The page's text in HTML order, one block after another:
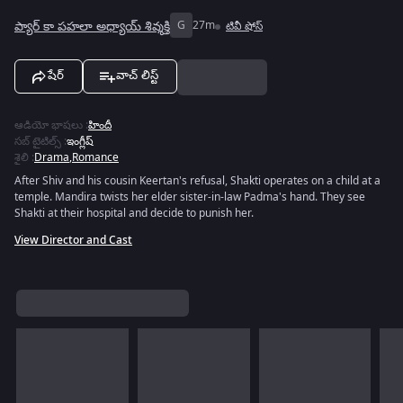
ప్యార్ కా పహలా అధ్యాయ్ శివ్శక్తి G 27m టివీ షోస్
షేర్ వాచ్ లిస్ట్
ఆడియో భాషలు :హిందీ
సబ్ టైటిల్స్ :ఇంగ్లీష్
శైలి :Drama,Romance
After Shiv and his cousin Keertan's refusal, Shakti operates on a child at a
temple. Mandira twists her elder sister-in-law Padma's hand. They see
Shakti at their hospital and decide to punish her.
View Director and Cast